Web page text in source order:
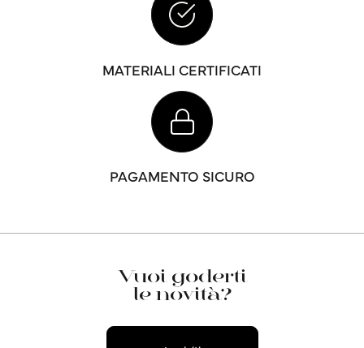
MATERIALI CERTIFICATI
PAGAMENTO SICURO
Vuoi goderti
le novità?